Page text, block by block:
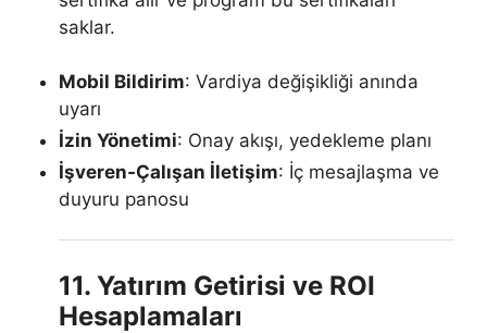
saklar.
Mobil Bildirim: Vardiya değişikliği anında
uyarı
İzin Yönetimi: Onay akışı, yedekleme planı
İşveren‑Çalışan İletişim: İç mesajlaşma ve
duyuru panosu
11. Yatırım Getirisi ve ROI
Hesaplamaları